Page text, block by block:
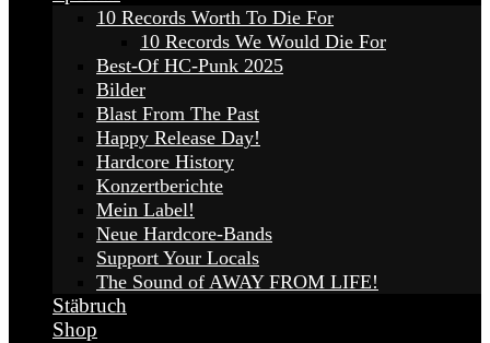
10 Records Worth To Die For
10 Records We Would Die For
Best-Of HC-Punk 2025
Bilder
Blast From The Past
Happy Release Day!
Hardcore History
Konzertberichte
Mein Label!
Neue Hardcore-Bands
Support Your Locals
The Sound of AWAY FROM LIFE!
Stäbruch
Shop